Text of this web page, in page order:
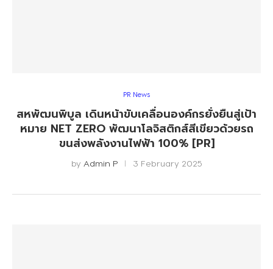
PR News
สหพัฒนพิบูล เดินหน้าขับเคลื่อนองค์กรยั่งยืนสู่เป้า
หมาย NET ZERO พัฒนาโลจิสติกส์สีเขียวด้วยรถ
ขนส่งพลังงานไฟฟ้า 100% [PR]
by Admin P 3 February 2025